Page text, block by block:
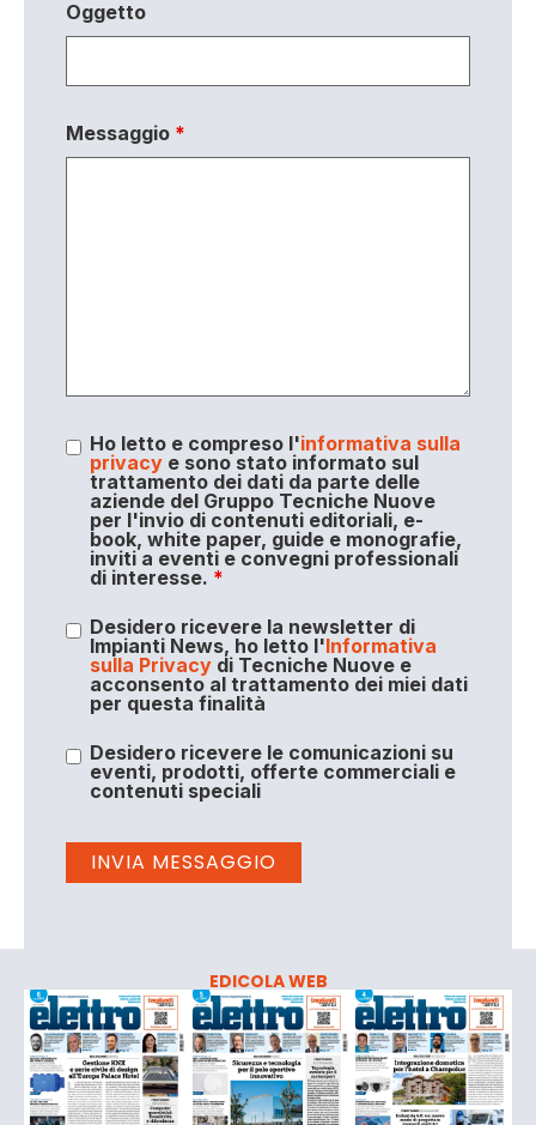
Oggetto
Messaggio *
Ho letto e compreso l'informativa sulla
privacye sono stato informato sul
trattamento dei dati da parte delle
aziende del Gruppo Tecniche Nuove
per l'invio di contenuti editoriali, e-
book, white paper, guide e monografie,
inviti a eventi e convegni professionali
di interesse. *
Desidero ricevere la newsletter di
Impianti News, ho letto l'Informativa
sulla Privacydi Tecniche Nuove e
acconsento al trattamento dei miei dati
per questa finalità
Desidero ricevere le comunicazioni su
eventi, prodotti, offerte commerciali e
contenuti speciali
EDICOLA WEB